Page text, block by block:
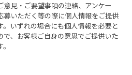
意見・ご要望事項の連絡、アンケー
募いただく等の際に個人情報をご提供
。いずれの場合にも個人情報を必要と
、お客様ご自身の意思でご提供いた